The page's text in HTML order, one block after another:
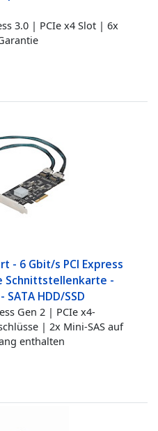
3.0 | PCIe x4 Slot | 6x
- 6 Gbit/s PCI Express
Schnittstellenkarte -
SATA HDD/SSD
Gen 2 | PCIe x4-
| 2x Mini-SAS auf
enthalten